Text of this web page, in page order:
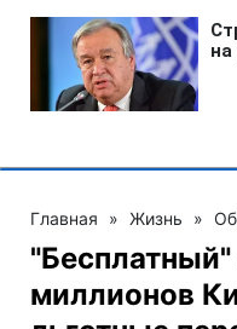
Главная » Жизнь »
миллионов